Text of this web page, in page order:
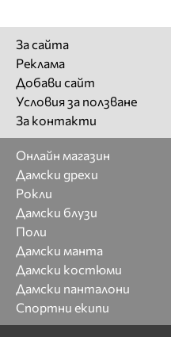
За сайта
Реклама
Добави сайт
Условия за ползване
За контакти
Онлайн магазин
Дамски дрехи
Рокли
Дамски блузи
Поли
Дамски манта
Дамски костюми
Дамски панталони
Спортни екипи